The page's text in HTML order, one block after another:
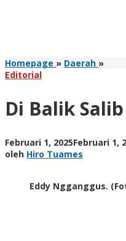
Homepage » Daerah »Di
Editorial
Di Balik
Februari 1, 2025Februari 1,
oleh Hiro Tuames
Eddy Ngganggus.